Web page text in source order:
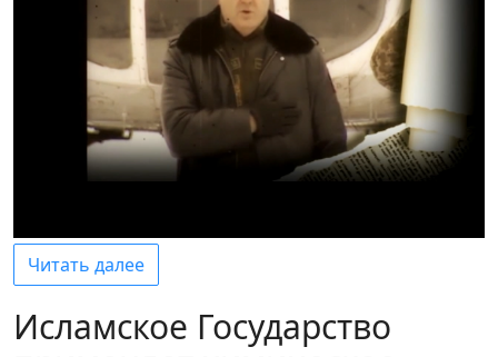
Читать далее
Исламское Государство